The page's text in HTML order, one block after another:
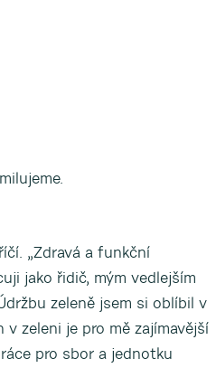
„Zdravá a funkční
jako řidič, mým vedlejším
zeleně jsem si oblíbil v
zeleni je pro mě zajímavější
pro sbor a jednotku